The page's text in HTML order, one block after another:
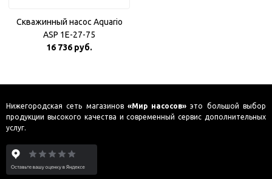
Скважинный насос Aquario
ASP 1E-27-75
16 736 руб.
Нижегородская сеть магазинов «Мир насосов» это большой выбор
продукции высокого качества и современный сервис дополнительных
услуг.